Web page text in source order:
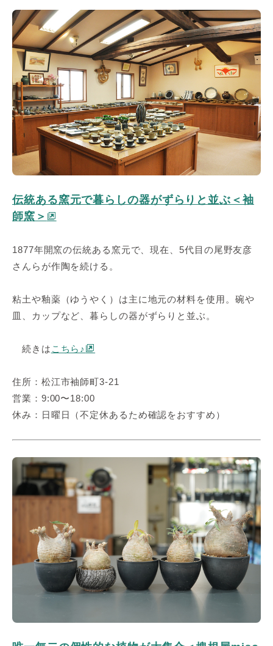
伝統ある窯元で暮らしの器がずらりと並ぶ＜袖
師窯＞
1877年開窯の伝統ある窯元で、現在、5代目の尾野友彦
さんらが作陶を続ける。
粘土や釉薬（ゆうやく）は主に地元の材料を使用。碗や
皿、カップなど、暮らしの器がずらりと並ぶ。
続きは こちら♪
住所：松江市袖師町3-21
営業：9:00〜18:00
休み：日曜日（不定休あるため確認をおすすめ）